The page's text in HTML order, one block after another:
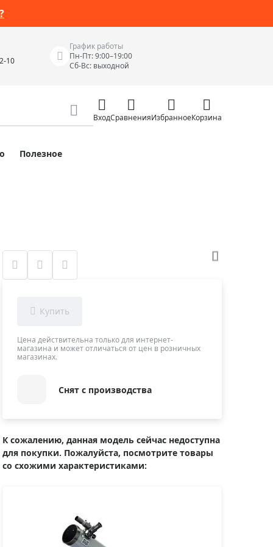
10
График работы
Пн-Пт: 9:00–19:00
Сб-Вс: выходной
Измерительные инструменты
Приборы неразрушающего контроля
Приборы теплового контроля
Детекторы проводки
Лазерные дальномеры
Курвиметры
Тестеры качества воды
Теодолиты
Прочее
ВходСравненияИзбранноеКорзина
Полезное
Цена действительна только для интернет-
магазина и может отличаться от цен в розничных
магазинах.
Снят с производства
К сожалению, данная модель сейчас недоступна
для покупки. Пожалуйста, посмотрите товары
со схожими характеристиками: